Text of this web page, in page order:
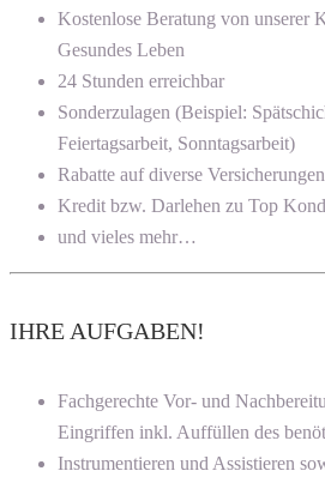
Kostenlose Beratung von unserer
Gesundes Leben
24 Stunden erreichbar
Sonderzulagen (Beispiel:
Feiertagsarbeit, Sonntagsarbeit)
Rabatte auf diverse Versicherungen
Kredit bzw. Darlehen zu Top
und vieles mehr…
IHRE AUFGABEN!
Fachgerechte Vor- und
Eingriffen inkl. Auffüllen des
Instrumentieren und Assistieren